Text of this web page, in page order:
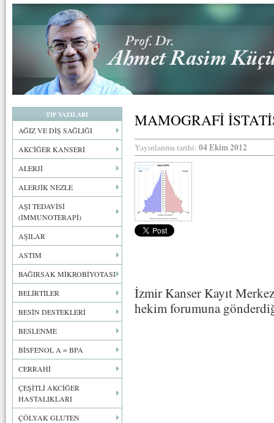
TIP YAZILARI
AĞIZ VE DİŞ SAĞLIĞI
AKCİĞER KANSERİ
ALERJİ
ALERJİK NEZLE
AŞI TEDAVİSİ
(İMMUNOTERAPİ)
AŞILAR
ASTIM
BAĞIRSAK MİKROBİYOTASI
BELİRTİLER
BESİN DESTEKLERİ
BESLENME
BİSFENOL A = BPA
CERRAHİ
ÇEŞİTLİ AKCİĞER
HASTALIKLARI
ÇÖLYAK GLUTEN
MAMOGRAFİ
Yayınlanma tarihi: 04 Ekim 2012
İzmir Kanser Kayıt
hekim forumuna